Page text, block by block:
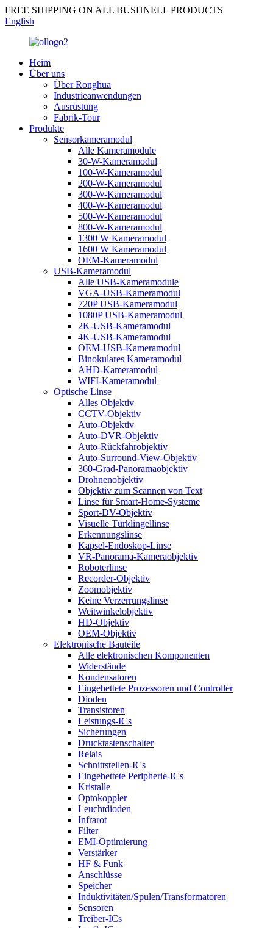
FREE SHIPPING ON ALL BUSHNELL PRODUCTS
English
Heim
Über uns
Über Ronghua
Industrieanwendungen
Ausrüstung
Fabrik-Tour
Produkte
Sensorkameramodul
Alle Kameramodule
30-W-Kameramodul
100-W-Kameramodul
200-W-Kameramodul
300-W-Kameramodul
400-W-Kameramodul
500-W-Kameramodul
800-W-Kameramodul
1300 W Kameramodul
1600 W Kameramodul
OEM-Kameramodul
USB-Kameramodul
Alle USB-Kameramodule
VGA-USB-Kameramodul
720P USB-Kameramodul
1080P USB-Kameramodul
2K-USB-Kameramodul
4K-USB-Kameramodul
OEM-USB-Kameramodul
Binokulares Kameramodul
AHD-Kameramodul
WIFI-Kameramodul
Optische Linse
Alles Objektiv
CCTV-Objektiv
Auto-Objektiv
Auto-DVR-Objektiv
Auto-Rückfahrobjektiv
Auto-Surround-View-Objektiv
360-Grad-Panoramaobjektiv
Drohnenobjektiv
Objektiv zum Scannen von Text
Linse für Smart-Home-Systeme
Sport-DV-Objektiv
Visuelle Türklingellinse
Erkennungslinse
Kapsel-Endoskop-Linse
VR-Panorama-Kameraobjektiv
Roboterlinse
Recorder-Objektiv
Zoomobjektiv
Keine Verzerrungslinse
Weitwinkelobjektiv
HD-Objektiv
OEM-Objektiv
Elektronische Bauteile
Alle elektronischen Komponenten
Widerstände
Kondensatoren
Eingebettete Prozessoren und Controller
Dioden
Transistoren
Leistungs-ICs
Sicherungen
Drucktastenschalter
Relais
Schnittstellen-ICs
Eingebettete Peripherie-ICs
Kristalle
Optokoppler
Leuchtdioden
Infrarot
Filter
EMI-Optimierung
Verstärker
HF & Funk
Anschlüsse
Speicher
Induktivitäten/Spulen/Transformatoren
Sensoren
Treiber-ICs